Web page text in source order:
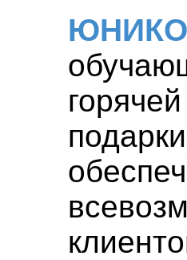
ЮНИКО